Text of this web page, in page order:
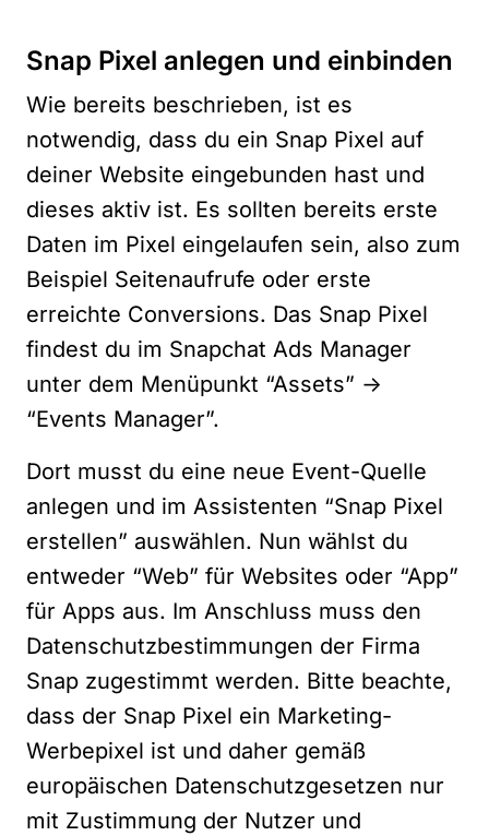
Snap Pixel anlegen und einbinden
Wie bereits beschrieben, ist es
notwendig, dass du ein Snap Pixel auf
deiner Website eingebunden hast und
dieses aktiv ist. Es sollten bereits erste
Daten im Pixel eingelaufen sein, also zum
Beispiel Seitenaufrufe oder erste
erreichte Conversions. Das Snap Pixel
findest du im Snapchat Ads Manager
unter dem Menüpunkt “Assets” ->
“Events Manager”.
Dort musst du eine neue Event-Quelle
anlegen und im Assistenten “Snap Pixel
erstellen” auswählen. Nun wählst du
entweder “Web” für Websites oder “App”
für Apps aus. Im Anschluss muss den
Datenschutzbestimmungen der Firma
Snap zugestimmt werden. Bitte beachte,
dass der Snap Pixel ein Marketing-
Werbepixel ist und daher gemäß
europäischen Datenschutzgesetzen nur
mit Zustimmung der Nutzer und